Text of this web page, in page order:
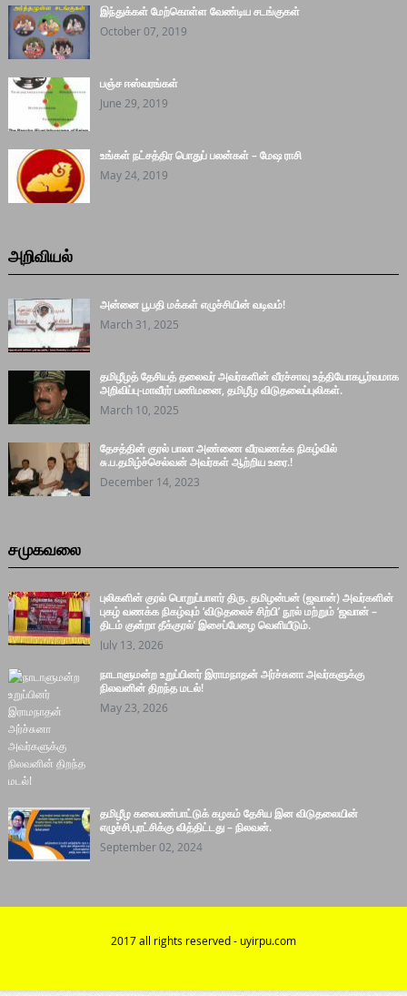
இந்துக்கள் மேற்கொள்ள வேண்டிய சடங்குகள்
October 07, 2019
பஞ்ச ஈஸ்வரங்கள்
June 29, 2019
உங்கள் நட்சத்திர பொதுப் பலன்கள் – மேஷ ராசி
May 24, 2019
அறிவியல்
அன்னை பூபதி மக்கள் எழுச்சியின் வடிவம்!
March 31, 2025
தமிழீழத் தேசியத் தலைவர் அவர்களின் வீரச்சாவு உத்தியோகபூர்வமாக
அறிவிப்பு-மாவீரர் பணிமனை, தமிழீழ விடுதலைப்புலிகள்.
March 10, 2025
தேசத்தின் குரல் பாலா அண்ணை வீரவணக்க நிகழ்வில்
சு.ப.தமிழ்ச்செல்வன் அவர்கள் ஆற்றிய உரை.!
December 14, 2023
சமுகவலை
புலிகளின் குரல் பொறுப்பாளர் திரு. தமிழன்பன் (ஜவான்) அவர்களின்
புகழ் வணக்க நிகழ்வும் ‘விடுதலைச் சிற்பி’ நூல் மற்றும் ‘ஜவான் –
திடம் குன்றா தீக்குரல்’ இசைப்பேழை வெளியீடும்.
July 13, 2026
நாடாளுமன்ற உறுப்பினர் இராமநாதன் அர்ச்சுனா அவர்களுக்கு
நிலவனின் திறந்த மடல்!
May 23, 2026
தமிழீழ கலைபண்பாட்டுக் கழகம் தேசிய இன விடுதலையின்
எழுச்சி,புரட்சிக்கு வித்திட்டது – நிலவன்.
September 02, 2024
2017 all rights reserved - uyirpu.com